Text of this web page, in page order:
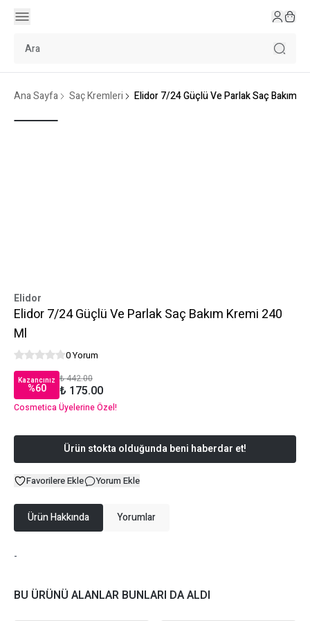
Ana Sayfa Saç Kremleri Elidor 7/24 Güçlü Ve Parlak Saç Bakım
Elidor
Elidor 7/24 Güçlü Ve Parlak Saç Bakım Kremi 240
Ml
0 Yorum
Kazancınız
%60
₺ 442.00
₺ 175.00
Cosmetica Üyelerine Özel!
Ürün stokta olduğunda beni haberdar et!
Favorilere Ekle Yorum Ekle
Ürün Hakkında Yorumlar
-
BU ÜRÜNÜ ALANLAR BUNLARI DA ALDI